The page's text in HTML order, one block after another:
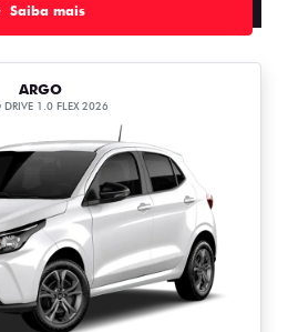
Saiba mais
ARGO
DRIVE 1.0 FLEX 2026